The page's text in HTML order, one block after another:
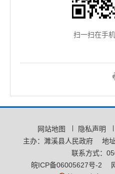
扫一扫在手
网站地图 隐私声明
主办：濉溪县人民政府
地
联系方式：
皖ICP备06005627号-2